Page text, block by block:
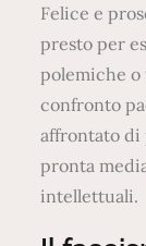
Felice e
presto per
polemiche
confronto
affrontato di
pronta
intellettuali.